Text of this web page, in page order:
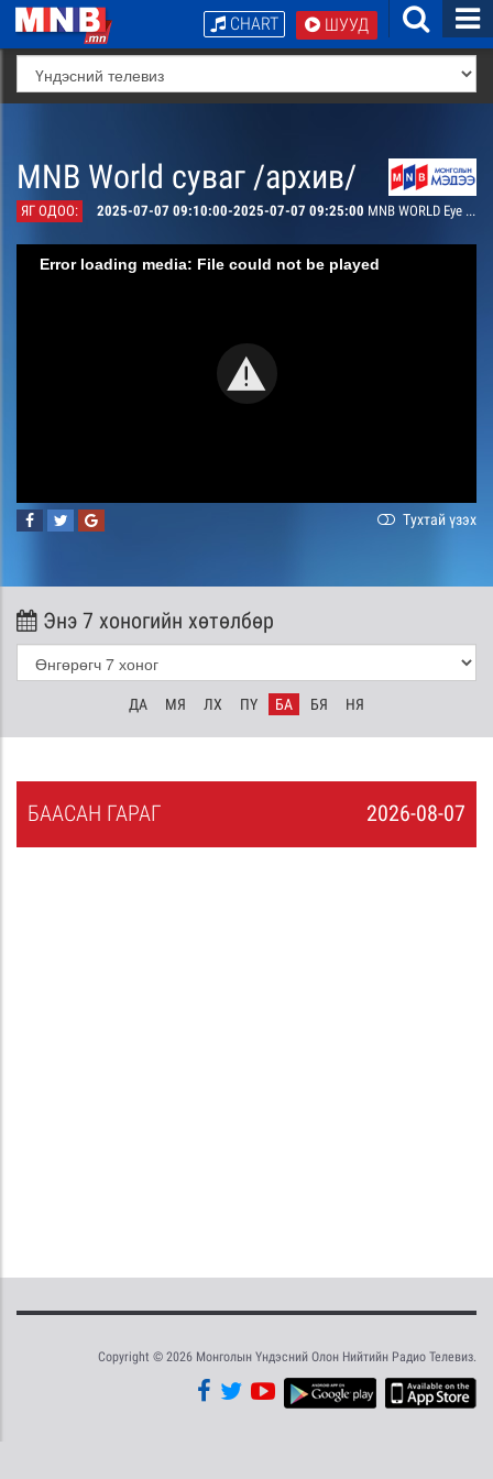
ШУУД
CHART
MNB World суваг /архив/
ЯГ ОДОО: 2025-07-07 09:10:00-2025-07-07 09:25:00 MNB WORLD Eye on UB #5
Error loading media: File could not be played
Тухтай үзэх
Энэ 7 хоногийн хөтөлбөр
ДА МЯ ЛХ ПҮ БА БЯ НЯ
2026-08-07
БААСАН ГАРАГ
Copyright © 2026 Монголын Үндэсний Олон Нийтийн Радио Телевиз.